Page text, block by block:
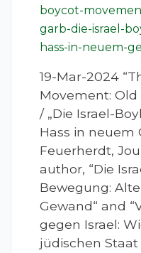
boycot-
garb-die-israel-
hass-in-neuem-
19-Mar-2024
Movement: Old
/ „Die Israel-
Hass in neuem
Feuerherdt,
author, “Die
Bewegung:
Gewand“ and
gegen Israel:
jüdischen Staat